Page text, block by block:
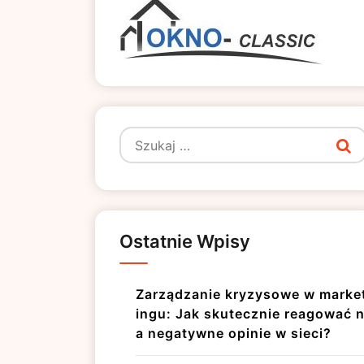
Szukaj:
Ostatnie Wpisy
Zarządzanie kryzysowe w
ingu: Jak skutecznie reagować n
a negatywne opinie w sieci?